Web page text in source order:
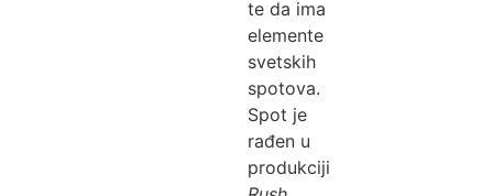
te da ima
elemente
svetskih
spotova.
Spot je
rađen u
produkciji